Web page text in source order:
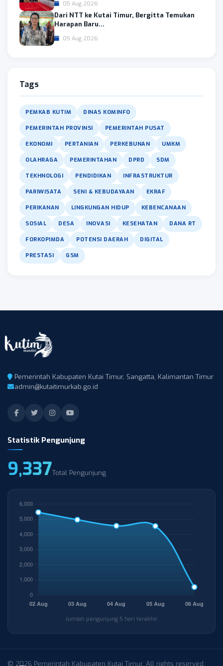
05 Aug 2026
Dari NTT ke Kutai Timur, Bergitta Temukan
Harapan Baru...
05 Aug 2026
Tags
PEMKAB KUTIM DINAS KOMINFO
PEMERINTAH PROVINSI PEMERINTAH PUSAT
EKONOMI PERTANIAN PERKEBUNAN UMKM
OLAHRAGA PEMERINTAHAN DPRD SDM
TEKHNOLOGI PENDIDIKAN INFRASTRUKTUR
PARIWISATA SENI & KEBUDAYAAN EKRAF
PERIKANAN LINGKUNGAN HIDUP KEBENCANAAN
SOSIAL DESA INOVASI KESEHATAN DANA RT
FORKOPIMDA POTENSI DAERAH DIGITAL
PRESTASI GSM
Pemerintah Kabupaten Kutai Timur, Sangatta, Kalimantan Timur
admin@kutaitimurkab.go.id
Statistik Pengunjung
9,337Total Pengunjung
Jumlah pengunjung 5 hari terakhir
© 2026 Pemerintah Kabupaten Kutai Timur. All rights reserved.